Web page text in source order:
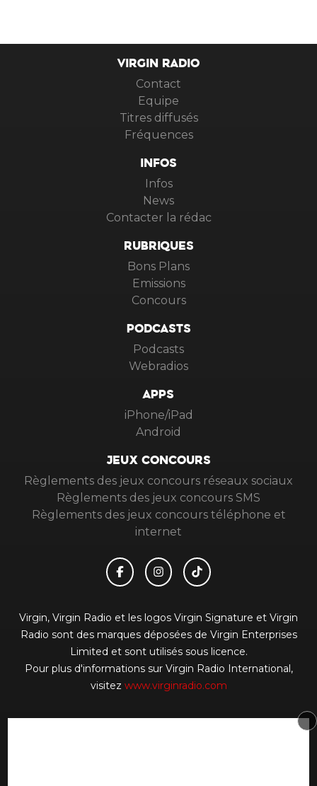
VIRGIN RADIO
Contact
Equipe
Titres diffusés
Fréquences
INFOS
Infos
News
Contacter la rédac
RUBRIQUES
Bons Plans
Emissions
Concours
PODCASTS
Podcasts
Webradios
APPS
iPhone/iPad
Android
JEUX CONCOURS
Règlements des jeux concours réseaux sociaux
Règlements des jeux concours SMS
Règlements des jeux concours téléphone et
internet
Virgin, Virgin Radio et les logos Virgin Signature et Virgin
Radio sont des marques déposées de Virgin Enterprises
Limited et sont utilisés sous licence.
Pour plus d'informations sur Virgin Radio International,
visitez www.virginradio.com